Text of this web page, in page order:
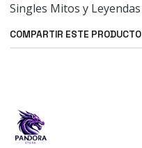
Singles Mitos y Leyendas
COMPARTIR ESTE PRODUCTO